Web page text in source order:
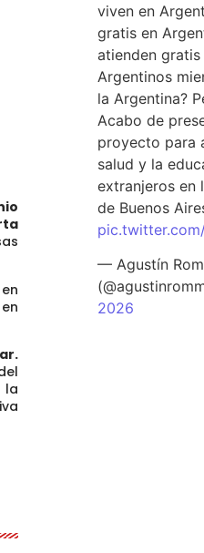
la
viven en
gratis en
atienden
Argentinos
la Argentina?
Acabo de
proyecto para
salud y la
extranjeros en
de Buenos
— Agustín
2026